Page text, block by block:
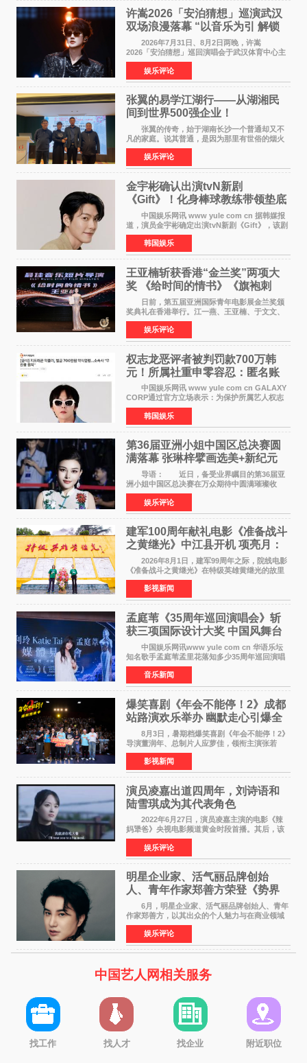
许嵩2026「安泊猜想」巡演武汉
双场浪漫落幕 “以音乐为引 解锁
江城记忆”
2026年7月31日、8月2日两晚，许嵩
2026「安泊猜想」巡回演唱会于武汉体育中心主
体育场盛大开唱。许嵩与数万歌迷在此相聚，从
浪漫惬意的舞台设计到充满诚意与惊喜的现场互
动，共同开启了一场关于
娱乐评论
张翼的易学江湖行——从湖湘民
间到世界500强企业！
张翼的传奇，始于湖南长沙一个普通却又不
凡的家庭。说其普通，是因为那里有世俗的烟火
气；说其不凡，是因为家中有一位洞悉天地玄机
的长者——他的爷爷。作为当地的风水师，爷爷
是张翼走进易学
娱乐评论
金宇彬确认出演tvN新剧
《Gift》！化身棒球教练带领垫底
球队逆袭
中国娱乐网讯 www yule com cn 据韩媒报
道，演员金宇彬确定出演tvN新剧《Gift》，该剧
预计将于下半年播出，引发观众高度期待。
本剧改编自同名网络漫画，讲述一位经历意外事
故后获得特殊
韩国娱乐
王亚楠斩获香港“金兰奖”两项大
奖 《给时间的情书》《旗袍刺
客》双双获肯定
日前，第五届亚洲国际青年电影展金兰奖颁
奖典礼在香港举行。江一燕、王亚楠、于文文、
李东学等知名演员出席活动。著名演员、导演王
亚楠凭借音乐故事片《给时间的情书》和院线电
影《旗袍刺客》
娱乐评论
权志龙恶评者被判罚款700万韩
元！所属社重申零容忍：匿名账
号也难逃刑责
中国娱乐网讯 www yule com cn GALAXY
CORP通过官方立场表示：为保护所属艺人权志
龙的名誉和权益，将持续对网络上发生的名誉损
害、散布虚假事实、侮辱、恶意诽谤等行为采取
法律应对措施。
韩国娱乐
第36届亚洲小姐中国区总决赛圆
满落幕 张琳梓擘画选美+新纪元
导语： 近日，备受业界瞩目的第36届亚
洲小姐中国区总决赛在万众期待中圆满璀璨收
官。整场盛典汇聚万千芳华，不仅完成了新一届
美丽代言人的加冕选拔，更在行业发展层面带来
颠覆性突破。活动
娱乐评论
建军100周年献礼电影《准备战斗
之黄继光》中江县开机 项亮月：
以光影为笔，书写英雄赞歌
2026年8月1日，建军99周年之际，院线电影
《准备战斗之黄继光》在特级英雄黄继光的故里
——四川省德阳市中江县黄继光出生地正式开
机。本片出品人、总制片人项亮月主持开机仪
式，&zwnj;特级英雄
影视新闻
孟庭苇《35周年巡回演唱会》斩
获三项国际设计大奖 中国风舞台
美学获全球认可
中国娱乐网讯www yule com cn 华语乐坛
知名歌手孟庭苇孟里花落知多少35周年巡回演唱
会再传喜讯。该演唱会先后荣获美国MUSE
Creative Awards白金奖（Platinum Winner）、
英国London Design
音乐新闻
爆笑喜剧《年会不能停！2》成都
站路演欢乐举办 幽默走心引爆全
场共鸣
8月3日，暑期档爆笑喜剧《年会不能停！2》
导演董润年、总制片人应萝佳，领衔主演张若
昀、白客，惊喜出演庄达菲，特别主演孙艺洲，
特别出演田雨，友情出演欧阳奋强出席成都路
演，与观众近距离互
影视新闻
演员凌嘉出道四周年，刘诗语和
陆雪琪成为其代表角色
2022年6月27日，演员凌嘉主演的电影《辣
妈犟爸》央视电影频道黄金时段首播。其后，该
电影在央视电影频道多次复播（2022年8月10
日，2022年9月30日，2023年7月17日，2025年7
月14日）。除了多次复
娱乐评论
明星企业家、活气丽品牌创始
人、青年作家郑善方荣登《势界
POWERCIRCLES》6月刊
6月，明星企业家、活气丽品牌创始人、青年
作家郑善方，以其出众的个人魅力与在商业领域
的卓越建树，成功登上《势界
POWERCIRCLES》，展现了他在时尚与商业领
域的双重影响力。 明星企业家、青
娱乐评论
中国艺人网相关服务
找工作 找人才 找企业 附近职位